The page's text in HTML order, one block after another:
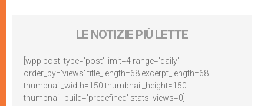
LE NOTIZIE PIÙ LETTE
[wpp post_type='post' limit=4 range='daily'
order_by='views' title_length=68 excerpt_length=68
thumbnail_width=150 thumbnail_height=150
thumbnail_build='predefined' stats_views=0]